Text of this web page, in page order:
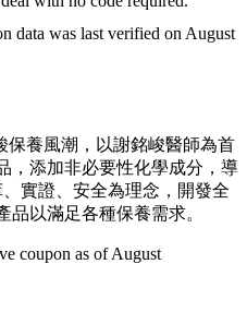
data was last verified on August
保養風潮，以謝銘峻醫師為首
，添加非必要性化學成分，導
實證、安全為理念，開發全
以滿足各種保養需求。
coupon as of August